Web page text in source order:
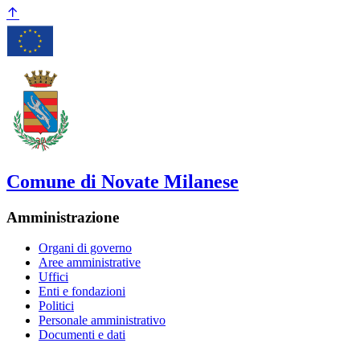
Comune di Novate Milanese
Amministrazione
Organi di governo
Aree amministrative
Uffici
Enti e fondazioni
Politici
Personale amministrativo
Documenti e dati